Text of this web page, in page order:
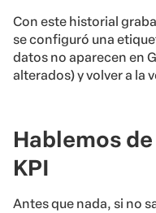
Con este historial
se configuró una
datos no aparecen en
alterados) y volver a la
Hablemos
KPI
Antes que nada, si no